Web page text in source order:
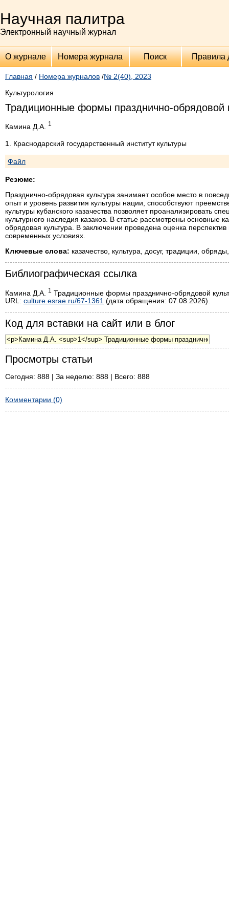
Научная палитра
Электронный научный журнал
О журнале Номера журнала Поиск Правила
Главная / Номера журналов /№ 2(40), 2023
Культурология
Традиционные формы празднично-обрядовой
Камина Д.А. 1
1. Краснодарский государственный институт культуры
Файл
Резюме:
Празднично-обрядовая культура занимает особое место в
опыт и уровень развития культуры нации, способствуют
культуры кубанского казачества позволяет проанализировать
культурного наследия казаков. В статье рассмотрены основные
обрядовая культура. В заключении проведена оценка
современных условиях.
Ключевые слова: казачество, культура, досуг, традиции,
Библиографическая ссылка
Камина Д.А. 1 Традиционные формы празднично-обрядовой
URL: culture.esrae.ru/67-1361 (дата обращения: 07.08.2026).
Код для вставки на сайт или в блог
Просмотры статьи
Сегодня: 888 | За неделю: 888 | Всего: 888
Комментарии (0)